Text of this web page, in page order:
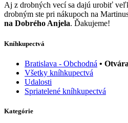
Aj z drobných vecí sa dajú urobiť
drobným ste pri nákupoch na
na Dobrého Anjela. Ďakujeme!
Kníhkupectvá
Bratislava - Obchodná •
Všetky kníhkupectvá
Udalosti
Spriatelené kníhkupectvá
Kategórie